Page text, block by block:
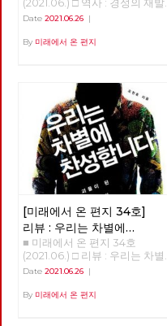
봉산 구간에서는 오기만, 함세
덕, 최서해, 이재유 그리고 전태
말에 출발한 경계사진의 길은 얼
강을 건너야 했지만, 폭염을 피
하기 위해 북한산의 숲길부터 걷
기로 경로를 변경했다. 가을까지
북한산에서 보내고, 초겨울 다시
광나루에서 한강을 건넜다. 혹한
이 거셌던 2021년 1월, 중대재해
기업처벌법 제정을 요구하며 국
회 앞에서 단식투쟁을 이어가던
무렵에는 여의도 샛강을 따라 한
국 정치의 경계, 국회의사당 주
변을 걷기도 했다. 사실 경계사
진의 목표는 지리적 경계를 넘어
정치적 경계를 확인하고 그 경계
를 넘어서는 것이었으니, 국회
담장이야말로 노동자 민중이 넘
어야 할 가장 멀고 높은 경계였
다. 관악산에서 진달래꽃과 함
께 봄을 맞이한 후 안양천과 한
방선거에 대한 기본방침을 채택
했습니다. 당대회는 전국의 대
의원들이 참석하는 당의 최고의
결기구로서, 정기 당대회의 경우
제정과 개정, 당의 조직진로나
주요정책 및 사업방향에 관한 결
정 등을 합니다. 이날 선출된 10
명의 당대회 준비위원들은 당대
회에서 함께 논의하고 결정할 안
건을 준비하고, 전국순회토론회
및 본행사를 기획합니다. 현재
예정대로라면 2021년 정기당대
회는 9월 11일 개최합니다. 당대
회가 노동당의 미래를 위한 토론
과 전국 당원들이 함께하는 축제
의 장이 되자면, 당원들의 많은
관심과 참여가 필요합니다. 같
은 날, 전국위원회는 22년 대선
과 지선에 대한 노동당의 기본방
세와 함께 당의 성장을 고려하면
(2021.06.) □ 역사 : 경성의 재발
견 경성의 재발견 01 - 노동자의
고 합니다. [써니](2011), [건축학
년대를 겨냥하던 이른바 ‘레트로
retro’ 또는 ‘뉴트로newtro’ 경
향은, [암살](2015), [덕혜옹주]
(2016), [미스터 션샤인](2018)
등과 함께 이제는 1920~30년대
전후로까지 거슬러 올라가고 있
습니다. 그 결과, 50년 전은 물론
이고 100년 전의 의상과 소품,
건축까지 영화 세트나 사진 스튜
디오를 벗어나 골목으로, 일상으
로 쏟아져 나오고 있습니다. 그
리고 이 복고 경향 속에서, 과거
는 물론이고 현재를 살아냈던 사
람들의 자취는 그들이 걸었던 길
과 함께 지워지곤 합니다. 복고
의 소비는, 그 시대를 이미 경험
한 세대에게는 향수와 그리움을,
그 시대를 처음 경험하는 세대에
Date 2021.06.26 |
By 미래에서 온 편지
[미래에서 온 편지 34호]
리뷰 : 우리는 차별에
찬성합니다
■ 미래에서 온 편지 34호
(2021.06.) □ 리뷰 : 우리는 차별
에 찬성합니다 김혜리 오찬호
(개마고원, 2013) "이렇게 다시
Date 2021.06.26 |
By 미래에서 온 편지